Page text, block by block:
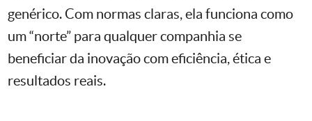
genérico. Com normas claras, ela funciona como
um “norte” para qualquer companhia se
beneficiar da inovação com eficiência, ética e
resultados reais.